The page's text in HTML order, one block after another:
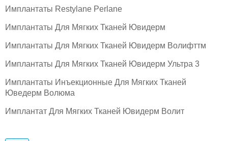
Имплантаты Restylane Perlane
Имплантаты Для Мягких Тканей Ювидерм
Имплантаты Для Мягких Тканей Ювидерм Волифттм
Имплантаты Для Мягких Тканей Ювидерм Ультра 3
Имплантаты Инъекционные Для Мягких Тканей
Юведерм Волюма
Имплантат Для Мягких Тканей Ювидерм Волит